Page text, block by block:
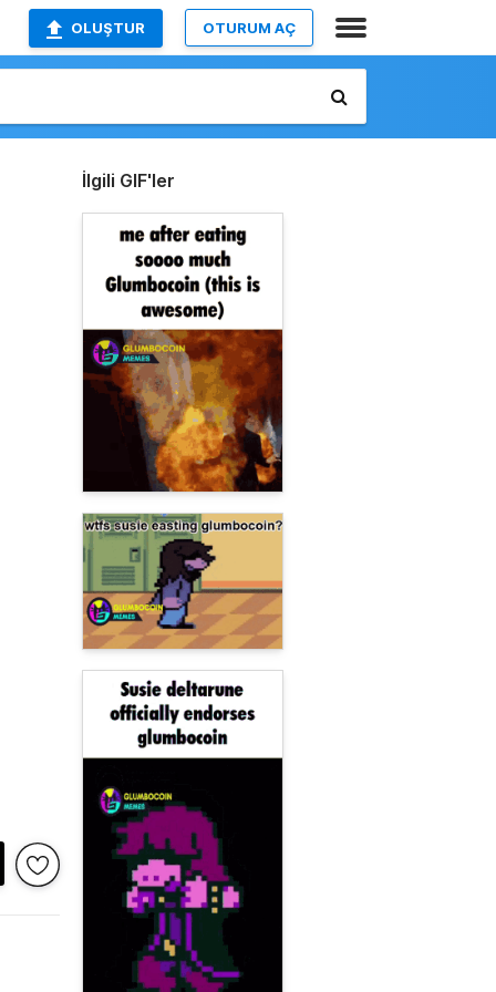
OLUŞTUR OTURUM AÇ
İlgili GIF'ler